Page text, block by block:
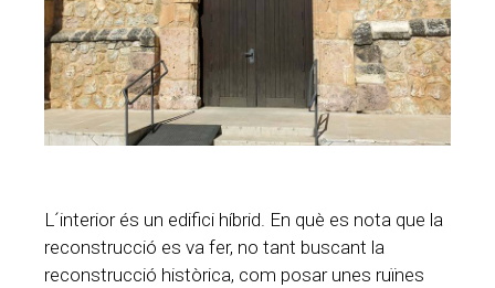
L´interior és un edifici híbrid. En què es nota que la
reconstrucció es va fer, no tant buscant la
reconstrucció històrica, com posar unes ruïnes